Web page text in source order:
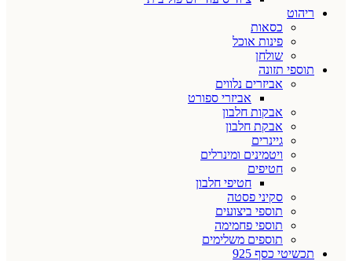
ריהוט
כסאות
פינות אוכל
שולחן
תוספי תזונה
אביזרים נלווים
אביזרי ספורט
אבקות חלבון
אבקת חלבון
גיינרים
ויטמינים ומינרלים
חטיפים
חטיפי חלבון
סקיני פסטה
תוספי ביצועים
תוספי פחמימה
תוספים משלימים
תכשיטי כסף 925